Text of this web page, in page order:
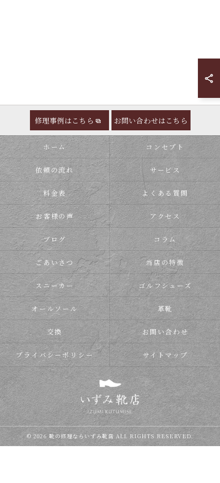
修理事例はこちら お問い合わせはこちら
ホーム コンセプト
依頼の流れ サービス
料金表 よくある質問
お客様の声 アクセス
ブログ コラム
ごあいさつ 当店の特徴
スニーカー ゴルフシューズ
オールソール 革靴
交換 お問い合わせ
プライバシーポリシー サイトマップ
© 2026 靴の修理ならいずみ靴店 ALL RIGHTS RESERVED.